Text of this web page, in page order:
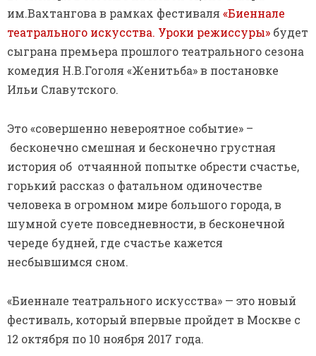
им.Вахтангова в рамках фестиваля «Биеннале
театрального искусства. Уроки режиссуры» будет
сыграна премьера прошлого театрального сезона
комедия Н.В.Гоголя «Женитьба» в постановке
Ильи Славутского.
Это «совершенно невероятное событие» –
бесконечно смешная и бесконечно грустная
история об отчаянной попытке обрести счастье,
горький рассказ о фатальном одиночестве
человека в огромном мире большого города, в
шумной суете повседневности, в бесконечной
череде будней, где счастье кажется
несбывшимся сном.
«Биеннале театрального искусства» — это новый
фестиваль, который впервые пройдет в Москве с
12 октября по 10 ноября 2017 года.